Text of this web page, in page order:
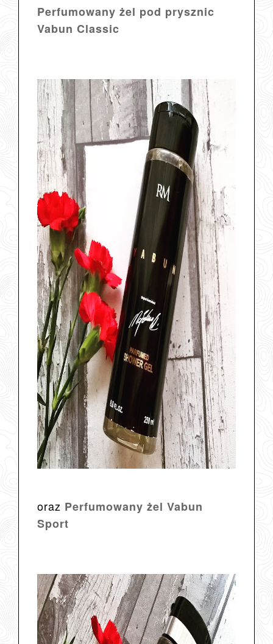
Perfumowany żel pod prysznic
Vabun Classic
oraz Perfumowany żel Vabun
Sport